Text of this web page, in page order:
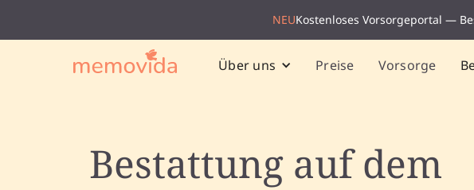
NEUKostenloses Vorsorgeportal —
Über uns Preise Vorsorge
Bestattung auf dem